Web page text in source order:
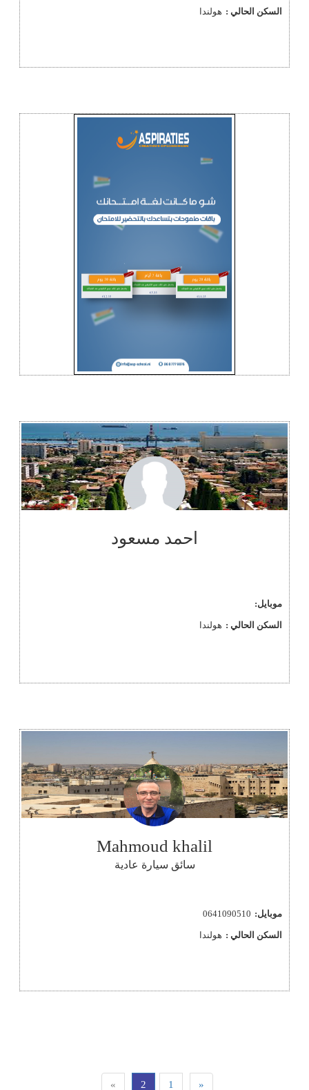
السكن الحالي : هولندا
احمد مسعود
موبايل:
السكن الحالي : هولندا
Mahmoud khalil
سائق سيارة عادية
موبايل: 0641090510
السكن الحالي : هولندا
«
1
2
»